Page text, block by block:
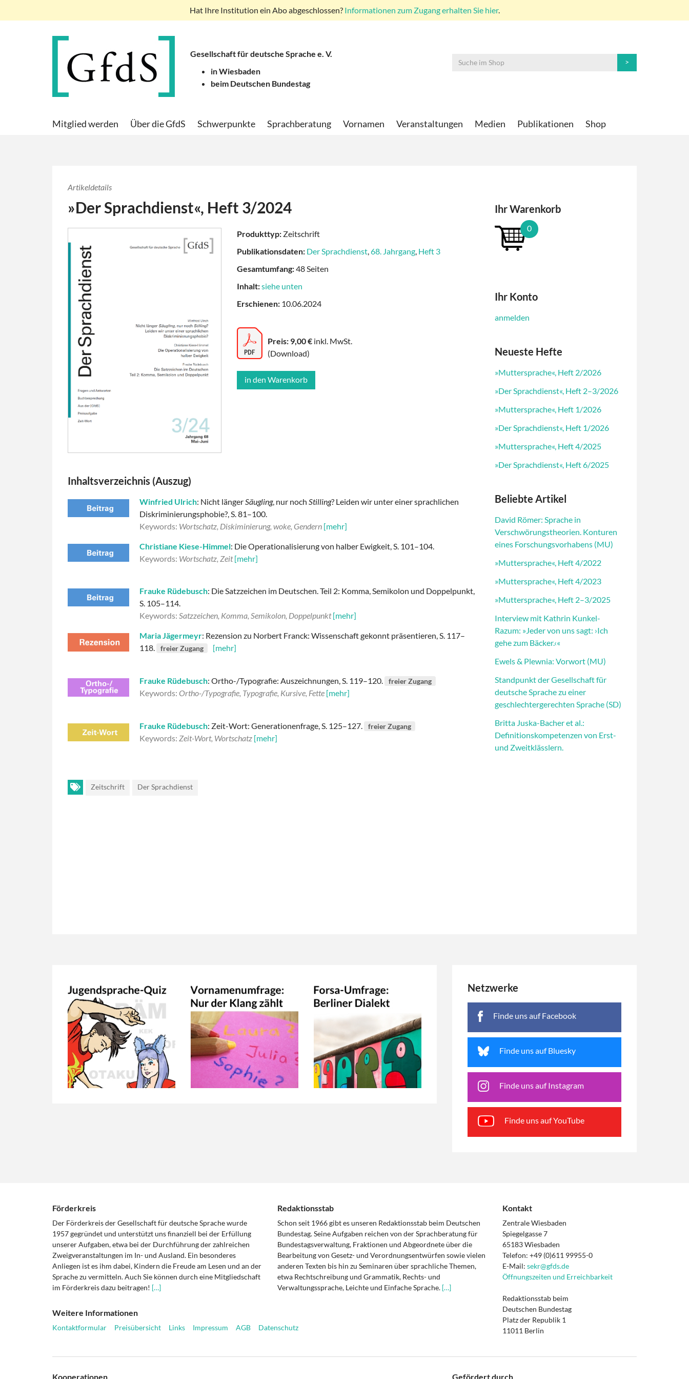
Hat Ihre Institution ein Abo abgeschlossen? Informationen zum Zugang erhalten Sie hier.
Gesellschaft für deutsche Sprache e. V.
in Wiesbaden
beim Deutschen Bundestag
Mitglied werden Über die GfdS Schwerpunkte Sprachberatung Vornamen Veranstaltungen Medien Publikationen Shop
Artikeldetails
»Der Sprachdienst«, Heft 3/2024
Produkttyp: Zeitschrift
Publikationsdaten: Der Sprachdienst,68. Jahrgang, Heft 3
Gesamtumfang:48 Seiten
Inhalt:siehe unten
Erschienen: 10.06.2024
Preis: 9,00 € inkl. MwSt.
(Download)
Inhaltsverzeichnis (Auszug)
Winfried Ulrich: Nicht länger Säugling, nur noch Stilling? Leiden wir unter einer sprachlichen
Diskriminierungsphobie?, S. 81–100.
Keywords: Wortschatz, Diskiminierung, woke, Gendern [mehr]
Christiane Kiese-Himmel: Die Operationalisierung von halber Ewigkeit, S. 101–104.
Keywords: Wortschatz, Zeit [mehr]
Frauke Rüdebusch: Die Satzzeichen im Deutschen. Teil 2: Komma, Semikolon und Doppelpunkt,
S. 105–114.
Keywords: Satzzeichen, Komma, Semikolon, Doppelpunkt [mehr]
Maria Jägermeyr: Rezension zu Norbert Franck: Wissenschaft gekonnt präsentieren, S. 117–
118.
freier Zugang [mehr]
Frauke Rüdebusch: Ortho-/Typografie: Auszeichnungen, S. 119–120. freier Zugang
Keywords: Ortho-/Typografie, Typografie, Kursive, Fette [mehr]
Frauke Rüdebusch: Zeit-Wort: Generationenfrage, S. 125–127. freier Zugang
Keywords: Zeit-Wort, Wortschatz [mehr]
Zeitschrift Der Sprachdienst
Ihr Warenkorb
0
Ihr Konto
anmelden
Neueste Hefte
»Muttersprache«, Heft 2/2026
»Der Sprachdienst«, Heft 2–3/2026
»Muttersprache«, Heft 1/2026
»Der Sprachdienst«, Heft 1/2026
»Muttersprache«, Heft 4/2025
»Der Sprachdienst«, Heft 6/2025
Beliebte Artikel
David Römer: Sprache in
Verschwörungstheorien. Konturen
eines Forschungsvorhabens (MU)
»Muttersprache«, Heft 4/2022
»Muttersprache«, Heft 4/2023
»Muttersprache«, Heft 2–3/2025
Interview mit Kathrin Kunkel-
Razum: »Jeder von uns sagt: ›Ich
gehe zum Bäcker.‹«
Ewels & Plewnia: Vorwort (MU)
Standpunkt der Gesellschaft für
deutsche Sprache zu einer
geschlechtergerechten Sprache (SD)
Britta Juska-Bacher et al.:
Definitionskompetenzen von Erst-
und Zweitklässlern.
Netzwerke
Finde uns auf Facebook
Finde uns auf Bluesky
Finde uns auf Instagram
Finde uns auf YouTube
Förderkreis
Der Förderkreis der Gesellschaft für deutsche Sprache wurde
1957 gegründet und unterstützt uns finanziell bei der Erfüllung
unserer Aufgaben, etwa bei der Durchführung der zahlreichen
Zweigveranstaltungen im In- und Ausland. Ein besonderes
Anliegen ist es ihm dabei, Kindern die Freude am Lesen und an der
Sprache zu vermitteln. Auch Sie können durch eine Mitgliedschaft
im Förderkreis dazu beitragen! […]
Redaktionsstab
Schon seit 1966 gibt es unseren Redaktionsstab beim Deutschen
Bundestag. Seine Aufgaben reichen von der Sprachberatung für
Bundestagsverwaltung, Fraktionen und Abgeordnete über die
Bearbeitung von Gesetz- und Verordnungsentwürfen sowie vielen
anderen Texten bis hin zu Seminaren über sprachliche Themen,
etwa Rechtschreibung und Grammatik, Rechts- und
Verwaltungssprache, Leichte und Einfache Sprache. […]
Weitere Informationen
Kontaktformular Preisübersicht Links Impressum AGB Datenschutz
Kontakt
Zentrale Wiesbaden
Spiegelgasse 7
65183 Wiesbaden
Telefon: +49 (0)611 99955-0
E-Mail: sekr@gfds.de
Öffnungszeiten und Erreichbarkeit
Redaktionsstab beim
Deutschen Bundestag
Platz der Republik 1
11011 Berlin
Kooperationen Gefördert durch